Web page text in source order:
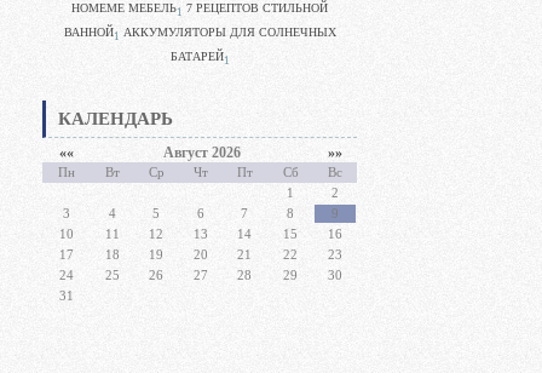
HOMEME МЕБЕЛЬ1 7 РЕЦЕПТОВ СТИЛЬНОЙ
ВАННОЙ1 АККУМУЛЯТОРЫ ДЛЯ СОЛНЕЧНЫХ
БАТАРЕЙ1
КАЛЕНДАРЬ
«« Август 2026 »»
Пн Вт Ср Чт Пт Сб
Вс
1
2
3
4 5 6 7 8
9
10
11 12 13 14 15
16
17
18 19 20 21 22
23
24
25 26 27 28 29
30
31